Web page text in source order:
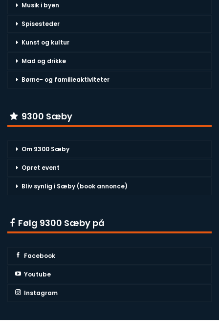
Musik i byen
Spisesteder
Kunst og kultur
Mad og drikke
Børne- og familieaktiviteter
9300 Sæby
Om 9300 Sæby
Opret event
Bliv synlig i Sæby (book annonce)
Følg 9300 Sæby på
Facebook
Youtube
Instagram